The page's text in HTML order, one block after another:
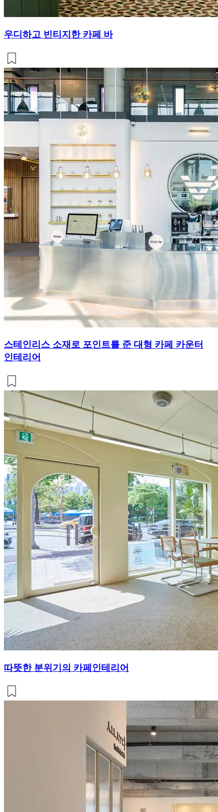
우디하고 빈티지한 카페 바
스테인리스 소재로 포인트를 준 대형 카페 카운터
인테리어
따뜻한 분위기의 카페인테리어